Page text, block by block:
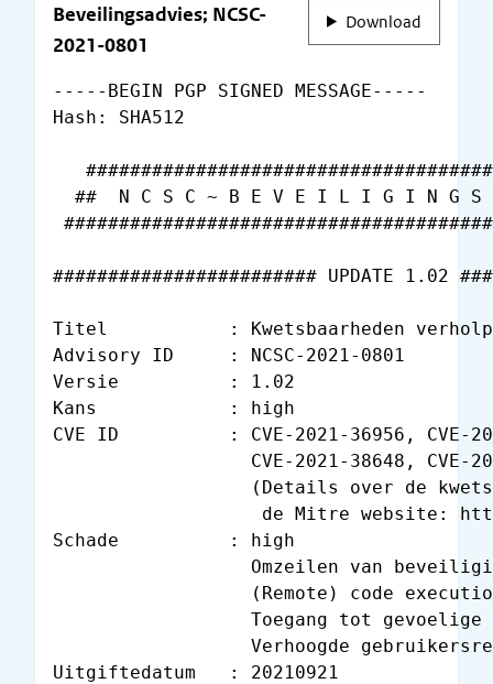
Download
Beveilingsadvies; NCSC-
2021-0801
-----BEGIN PGP SIGNED MESSAGE-----
Hash: SHA512
##  N C S C ~ B E V E I L I G I N G S
######################## UPDATE 1.02
Titel           : Kwetsbaarheden
Advisory ID     : NCSC-2021-0801
Versie          : 1.02
Kans            : high
CVE ID          : CVE-2021-36956, CVE-
CVE-2021-38648, CVE-
(Details over de
de Mitre website:
Schade          : high
Omzeilen van
(Remote) code
Toegang tot gevoelige
Verhoogde
Uitgiftedatum   : 20210921